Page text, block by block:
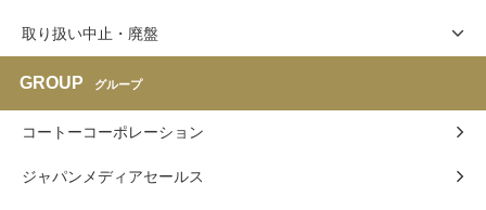
取り扱い中止・廃盤
GROUP グループ
コートーコーポレーション
ジャパンメディアセールス